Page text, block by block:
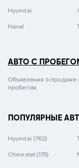
Hyundai
Haval
АВТО С
Объявления о продаже
пробегом.
ПОПУЛЯРНЫЕ
Hyundai (762)
Chevrolet (175)